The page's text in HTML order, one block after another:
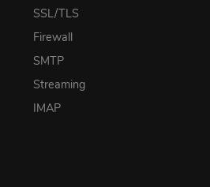
SSL/TLS
Firewall
SMTP
Streaming
IMAP